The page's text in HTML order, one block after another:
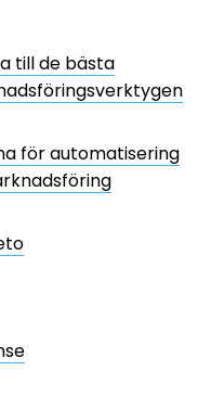
till de bästa
för automatisering